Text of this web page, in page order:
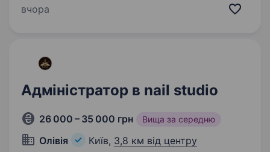
місяць 4 дні на тиждень. Запрошуємо
вчора
Адміністратор в nail studio
26 000 – 35 000 грн Вища за середню
Олiвiя Київ, 3,8 км від центру